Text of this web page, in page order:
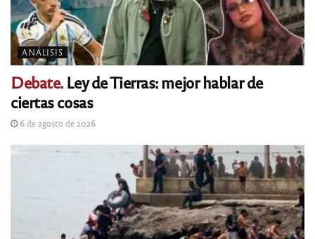
ANÁLISIS
Debate.Ley de Tierras: mejor hablar de
ciertas cosas
6 de agosto de 2026